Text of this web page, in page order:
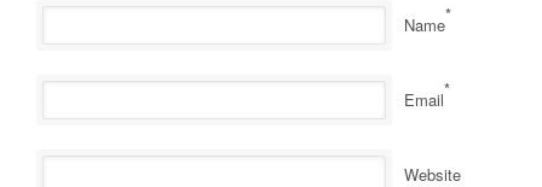
Name*
Email*
Website